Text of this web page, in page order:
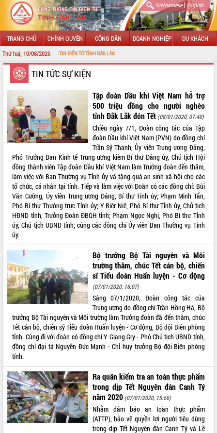
Vietnamese| English
TRANG CHỦ CHÍNH QUYỀN CÔNG DÂN DOANH NGHIỆP DU KHÁCH
Thứ hai, 10/08/2026
TIN ĐIỆN TỬ TỈNH ĐẮK LẮK
GIỚI THIỆU
LÃNH ĐẠO UBND TỈNH
TIN TỨC SỰ KIỆN
SỞ, BAN, NGÀNH
THÔNG TIN CHỈ ĐẠO ĐIỀU HÀNH
HỆ THỐNG VĂN BẢN
VĂN BẢN HĐND TỈNH
ĐIỂM TIN VĂN BẢN
QUY HOẠCH - KẾ HOẠCH
TIN TỨC SỰ KIỆN
Tập đoàn Dầu khí Việt Nam hỗ trợ
500 triệu đồng cho người nghèo
tỉnh Đắk Lắk đón Tết (08/01/2020, 07:40)
Chiều ngày 7/1, Đoàn công tác của Tập
đoàn Dầu khí Việt Nam (PVN) do đồng chí
Trần Sỹ Thanh, Ủy viên Trung ương Đảng,
Phó Trưởng Ban Kinh tế Trung ương kiêm Bí thư Đảng ủy, Chủ tịch Hội
đồng thành viên Tập đoàn Dầu khí Việt Nam làm Trưởng đoàn đến thăm,
làm việc với Ban Thường vụ Tỉnh ủy và tặng quà an sinh xã hội cho các
tổ chức, cá nhân tại tỉnh. Tiếp và làm việc với Đoàn có các đồng chí: Bùi
Văn Cường, Ủy viên Trung ương Đảng, Bí thư Tỉnh ủy; Phạm Minh Tấn,
Phó Bí thư Thường trực Tỉnh ủy; Y Biêr Niê, Phó Bí thư Tỉnh ủy, Chủ tịch
HĐND tỉnh, Trưởng Đoàn ĐBQH tỉnh; Phạm Ngọc Nghị, Phó Bí thư Tỉnh
ủy, Chủ tịch UBND tỉnh; cùng các đồng chí Ủy viên Ban Thường vụ Tỉnh
ủy.
Bộ trưởng Bộ Tài nguyên và Môi
trường thăm, chúc Tết cán bộ, chiến
sĩ Tiểu đoàn Huấn luyện - Cơ động
(07/01/2020, 16:07)
Sáng 07/1/2020, Đoàn công tác của
Trung ương do đồng chí Trần Hồng Hà, Bộ
trưởng Bộ Tài nguyên và Môi trường làm Trưởng đoàn đã đến thăm, chúc
Tết cán bộ, chiến sỹ Tiểu đoàn Huấn luyện - Cơ động, Bộ đội Biên phòng
tỉnh. Cùng đi với đoàn có đồng chí Y Giang Gry - Phó Chủ tịch UBND tỉnh,
đồng chí đại tá Nguyễn Đức Mạnh - Chỉ huy trưởng Bộ đội Biên phòng
tỉnh.
Ra quân kiểm tra an toàn thực phẩm
trong dịp Tết Nguyên đán Canh Tý
năm 2020 (07/01/2020, 15:56)
Nhằm đảm bảo an toàn thực phẩm
(ATTP), bảo vệ quyền lợi người tiêu dùng
trong dịp Tết Nguyên đán Canh Tý và Lễ